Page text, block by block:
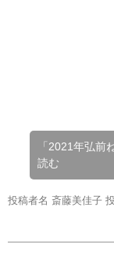
「2021年弘前
読む
投稿者名 斎藤美佳子